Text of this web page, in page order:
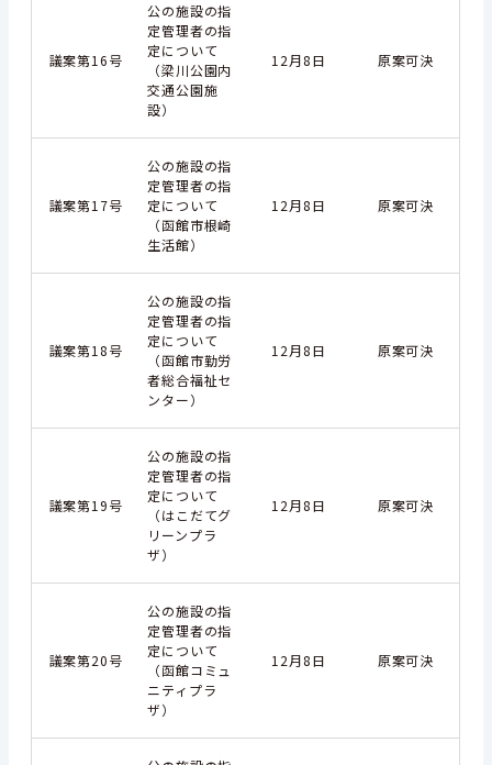
議案第16号
公の施設の指
定管理者の指
定について
（梁川公園内
交通公園施
設）
12月8日 原案可決
議案第17号
公の施設の指
定管理者の指
定について
（函館市根崎
生活館）
12月8日 原案可決
議案第18号
公の施設の指
定管理者の指
定について
（函館市勤労
者総合福祉セ
ンター）
12月8日 原案可決
議案第19号
公の施設の指
定管理者の指
定について
（はこだてグ
リーンプラ
ザ）
12月8日 原案可決
議案第20号
公の施設の指
定管理者の指
定について
（函館コミュ
ニティプラ
ザ）
12月8日 原案可決